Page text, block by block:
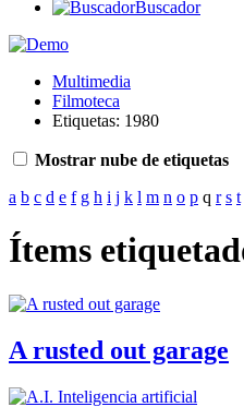
Buscador
Multimedia
Filmoteca
Etiquetas: 1980
Mostrar nube de etiquetas
a b c d e f g h i j k l m n o p q r s t
Ítems
A rusted out garage